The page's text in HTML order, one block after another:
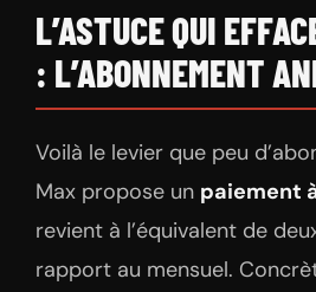
L’ASTUCE QUI
: L’ABONNEMENT
Voilà le levier que peu
Max propose un paiement
revient à l’équivalent de
rapport au mensuel.